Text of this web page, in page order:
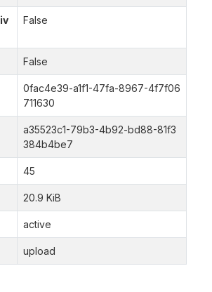
False
False
0fac4e39-a1f1-47fa-8967-4f7f06
711630
a35523c1-79b3-4b92-bd88-81f3
384b4be7
45
20.9 KiB
active
upload